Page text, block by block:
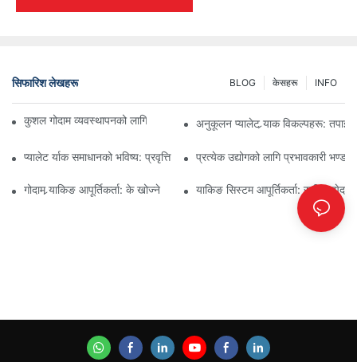
सिफारिश लेखहरू INFO
केसहरू
BLOG
कुशल गोदाम व्यवस्थापनको लागि शीर्ष औद्योगिक र्‍याकिङ समाधानहरू
अनुकूलन प्यालेट र्‍याक विकल्पहरू:
प्यालेट र्याक समाधानको भविष्य: प्रवृत्ति र नवीनताहरूप्रत्येक उद्योगको लागि प्रभावकारी
गोदाम र्‍याकिङ आपूर्तिकर्ता: के खोज्ने र्‍याकिङ सिस्टम आपूर्तिकर्ता: सही